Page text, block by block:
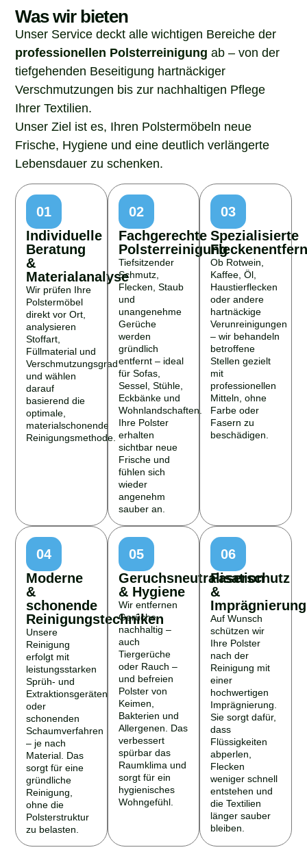
Was wir bieten
Unser Service deckt alle wichtigen Bereiche der
professionellen Polsterreinigung ab – von der
tiefgehenden Beseitigung hartnäckiger
Verschmutzungen bis zur nachhaltigen Pflege
Ihrer Textilien.
Unser Ziel ist es, Ihren Polstermöbeln neue
Frische, Hygiene und eine deutlich verlängerte
Lebensdauer zu schenken.
01
Individuelle
Beratung
&
Materialanalyse
Wir prüfen Ihre
Polstermöbel
direkt vor Ort,
analysieren
Stoffart,
Füllmaterial und
Verschmutzungsgrad
und wählen
darauf
basierend die
optimale,
materialschonende
Reinigungsmethode.
02
Fachgerechte
Polsterreinigung
Tiefsitzender
Schmutz,
Flecken, Staub
und
unangenehme
Gerüche
werden
gründlich
entfernt – ideal
für Sofas,
Sessel, Stühle,
Eckbänke und
Wohnlandschaften.
Ihre Polster
erhalten
sichtbar neue
Frische und
fühlen sich
wieder
angenehm
sauber an.
03
Spezialisierte
Ob Rotwein,
Kaffee, Öl,
Haustierflecken
oder andere
hartnäckige
Verunreinigungen
– wir behandeln
betroffene
Stellen gezielt
mit
professionellen
Mitteln, ohne
Farbe oder
Fasern zu
beschädigen.
04
Moderne
&
schonende
Reinigungstechniken
Unsere
Reinigung
erfolgt mit
leistungsstarken
Sprüh- und
Extraktionsgeräten
oder
schonenden
Schaumverfahren
– je nach
Material. Das
sorgt für eine
gründliche
Reinigung,
ohne die
Polsterstruktur
zu belasten.
05
Geruchsneutralisation
& Hygiene
Wir entfernen
Gerüche
nachhaltig –
auch
Tiergerüche
oder Rauch –
und befreien
Polster von
Keimen,
Bakterien und
Allergenen. Das
verbessert
spürbar das
Raumklima und
sorgt für ein
hygienisches
Wohngefühl.
06
Faserschutz
&
Imprägnierung
Auf Wunsch
schützen wir
Ihre Polster
nach der
Reinigung mit
einer
hochwertigen
Imprägnierung.
Sie sorgt dafür,
dass
Flüssigkeiten
abperlen,
Flecken
weniger schnell
entstehen und
die Textilien
länger sauber
bleiben.